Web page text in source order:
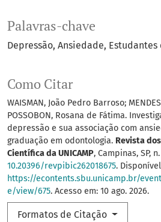
Palavras-chave
Depressão Ansiedade
Como Citar
WAISMAN, João Pedro Barroso;
POSSOBON, Rosana de Fátima.
depressão e sua associação com
graduação em odontologia. Revista
Científica da UNICAMP, Campinas, SP,
10.20396/revpibic262018675.
https://econtents.sbu.unicamp.br/
e/view/675. Acesso em: 10 ago. 2026.
Formatos de Citação